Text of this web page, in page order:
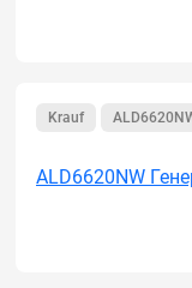
Krauf
ALD6620NW